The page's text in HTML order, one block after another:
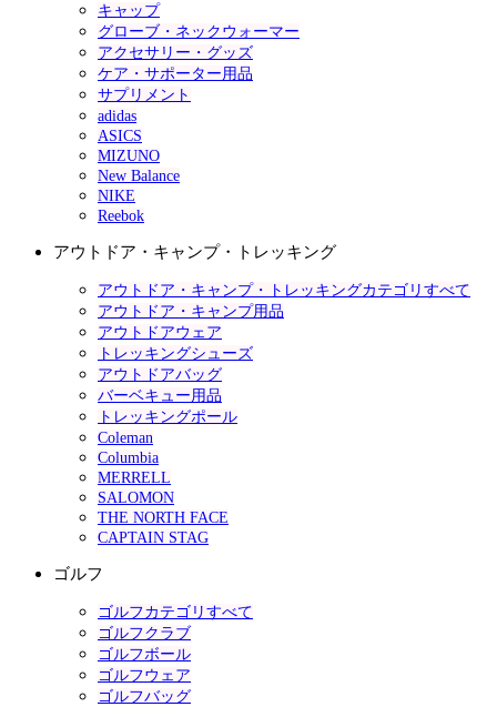
キャップ
グローブ・ネックウォーマー
アクセサリー・グッズ
ケア・サポーター用品
サプリメント
adidas
ASICS
MIZUNO
New Balance
NIKE
Reebok
アウトドア・キャンプ・トレッキング
アウトドア・キャンプ・トレッキングカテゴリすべて
アウトドア・キャンプ用品
アウトドアウェア
トレッキングシューズ
アウトドアバッグ
バーベキュー用品
トレッキングポール
Coleman
Columbia
MERRELL
SALOMON
THE NORTH FACE
CAPTAIN STAG
ゴルフ
ゴルフカテゴリすべて
ゴルフクラブ
ゴルフボール
ゴルフウェア
ゴルフバッグ